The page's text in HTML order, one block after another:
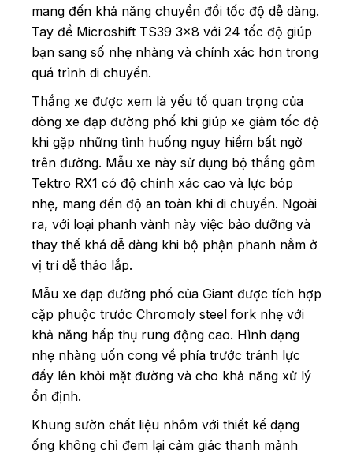
mang đến khả năng chuyển đổi tốc độ dễ dàng.
Tay đề Microshift TS39 3×8 với 24 tốc độ giúp
bạn sang số nhẹ nhàng và chính xác hơn trong
quá trình di chuyển.
Thắng xe được xem là yếu tố quan trọng của
dòng xe đạp đường phố khi giúp xe giảm tốc độ
khi gặp những tình huống nguy hiểm bất ngờ
trên đường. Mẫu xe này sử dụng bộ thắng gôm
Tektro RX1 có độ chính xác cao và lực bóp
nhẹ, mang đến độ an toàn khi di chuyển. Ngoài
ra, với loại phanh vành này việc bảo dưỡng và
thay thế khá dễ dàng khi bộ phận phanh nằm ở
vị trí dễ tháo lắp.
Mẫu xe đạp đường phố của Giant được tích hợp
cặp phuộc trước Chromoly steel fork nhẹ với
khả năng hấp thụ rung động cao. Hình dạng
nhẹ nhàng uốn cong về phía trước tránh lực
đẩy lên khỏi mặt đường và cho khả năng xử lý
ổn định.
Khung sườn chất liệu nhôm với thiết kế dạng
ống không chỉ đem lại cảm giác thanh mảnh